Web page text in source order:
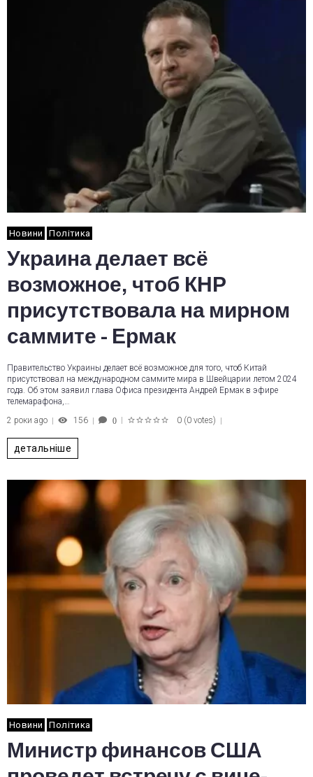
Новини Політика
Украина делает всё
возможное, чтоб КНР
присутствовала на мирном
саммите - Ермак
Правительство Украины делает всё возможное для того, чтоб Китай
присутствовал на международном саммите мира в Швейцарии летом 2024
года. Об этом заявил глава Офиса президента Андрей Ермак в эфире
телемарафона,…
2 роки ago
156 0 0 (0 votes)
детальніше
Новини Політика
Министр финансов США